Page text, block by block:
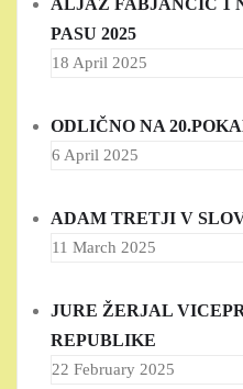
ALJAŽ FABJANČIČ 1
PASU 2025
18 April 2025
ODLIČNO NA
6 April 2025
ADAM TRETJI V
11 March 2025
JURE ŽERJAL
REPUBLIKE
22 February 2025